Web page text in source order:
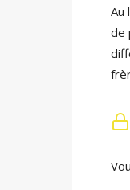
Au
de